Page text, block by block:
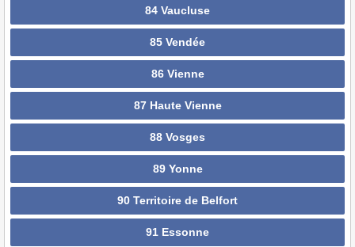
84 Vaucluse
85 Vendée
86 Vienne
87 Haute Vienne
88 Vosges
89 Yonne
90 Territoire de Belfort
91 Essonne